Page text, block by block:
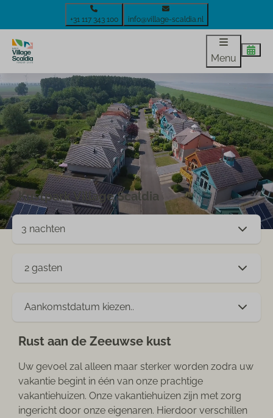
+31 117 343 100 info@village-scaldia.nl
Menu
Kustpark Village Scaldia
2 gasten
Aankomstdatum kiezen..
Rust aan de Zeeuwse kust
Uw gevoel zal alleen maar sterker worden zodra uw
vakantie begint in één van onze prachtige
vakantiehuizen. Onze vakantiehuizen zijn met zorg
ingericht door onze eigenaren. Hierdoor verschillen